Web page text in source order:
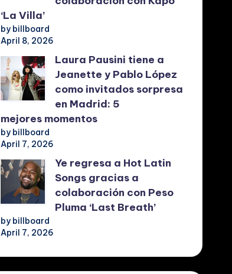
‘La Villa’
by billboard
April 8, 2026
Laura Pausini tiene a
Jeanette y Pablo López
como invitados sorpresa
en Madrid: 5
mejores momentos
by billboard
April 7, 2026
Ye regresa a Hot Latin
Songs gracias a
colaboración con Peso
Pluma ‘Last Breath’
by billboard
April 7, 2026